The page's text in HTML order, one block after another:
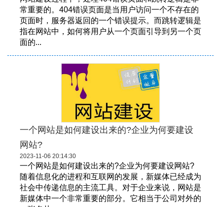
常重要的。404错误页面是当用户访问一个不存在的
页面时，服务器返回的一个错误提示。而跳转逻辑是
指在网站中，如何将用户从一个页面引导到另一个页
面的...
一个网站是如何建设出来的?企业为何要建设
网站?
2023-11-06 20:14:30
一个网站是如何建设出来的?企业为何要建设网站?
随着信息化的进程和互联网的发展，新媒体已经成为
社会中传递信息的主流工具。对于企业来说，网站是
新媒体中一个非常重要的部分。它相当于公司对外的